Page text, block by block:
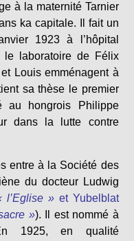
à la maternité Tarnier
ka capitale. Il fait un
1923 à l’hôpital
le laboratoire de Félix
Louis emménagent à
sa thèse le premier
au hongrois Philippe
dans la lutte contre
entre à la Société des
du docteur Ludwig
l’Eglise »et Yubelblat
»). Il est nommé à
1925, en qualité